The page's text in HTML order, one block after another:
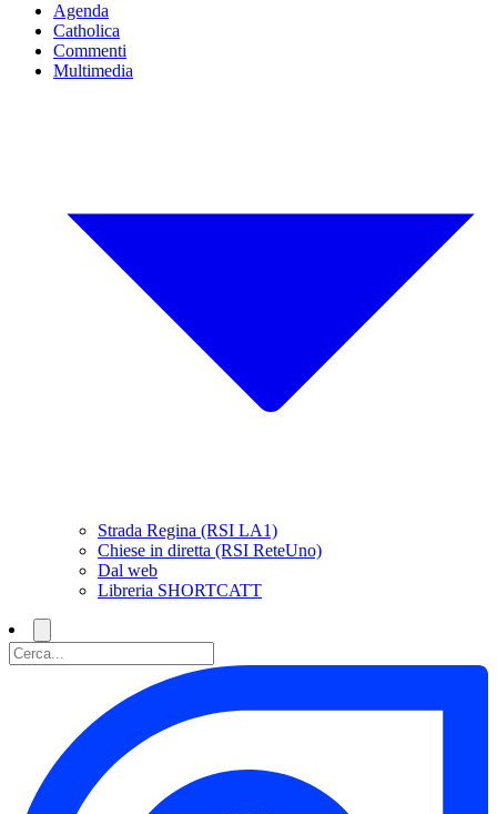
Agenda
Catholica
Commenti
Multimedia
Strada Regina (RSI LA1)
Chiese in diretta (RSI ReteUno)
Dal web
Libreria SHORTCATT